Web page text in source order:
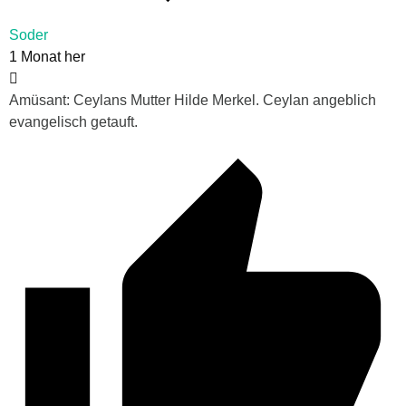
Soder
1 Monat her
Amüsant: Ceylans Mutter Hilde Merkel. Ceylan angeblich
evangelisch getauft.